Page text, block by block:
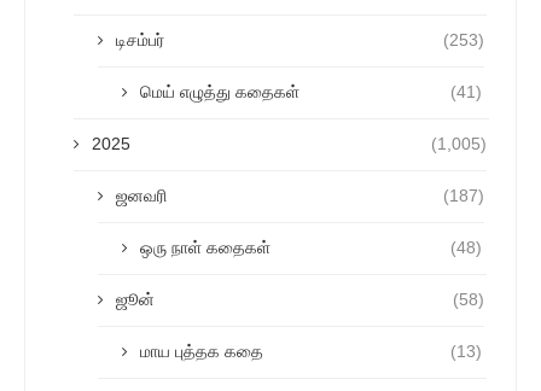
டிசம்பர் (253)
மெய் எழுத்து கதைகள் (41)
2025 (1,005)
ஜனவரி (187)
ஒரு நாள் கதைகள் (48)
ஜூன் (58)
மாய புத்தக கதை (13)